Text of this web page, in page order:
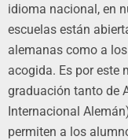
idioma nacional, en
escuelas están
alemanas como a
acogida. Es por este
graduación tanto de
Internacional
permiten a los